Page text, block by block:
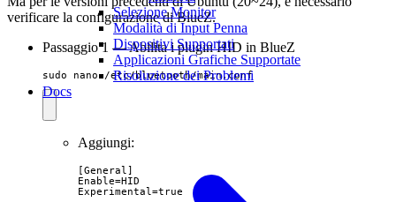
Selezione Monitor
Modalità di Input Penna
Dispositivi Supportati
Applicazioni Grafiche Supportate
Risoluzione dei Problemi
Docs
verificare la configurazione di BlueZ.
Passaggio 1 — Abilita i plugin HID in BlueZ
sudo nano /etc/bluetooth/main.conf
Aggiungi:
[General]
Enable=HID
Experimental=true